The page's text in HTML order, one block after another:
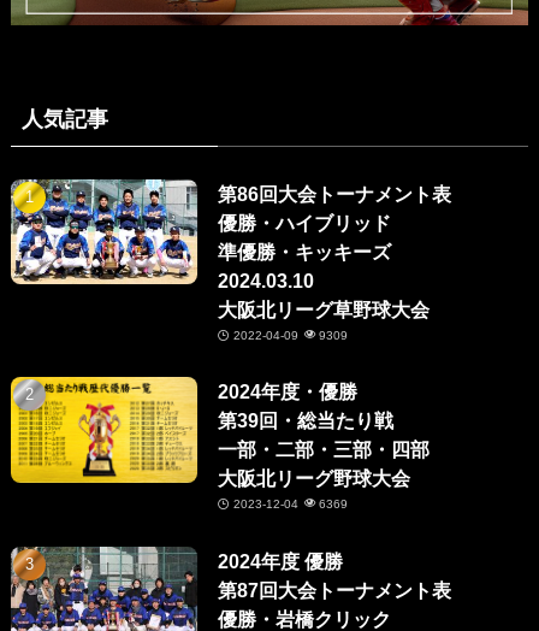
人気記事
第86回大会トーナメント表
優勝・ハイブリッド
準優勝・キッキーズ
2024.03.10
大阪北リーグ草野球大会
2022-04-09 9309
2024年度・優勝
第39回・総当たり戦
一部・二部・三部・四部
大阪北リーグ野球大会
2023-12-04 6369
2024年度 優勝
第87回大会トーナメント表
優勝・岩橋クリック